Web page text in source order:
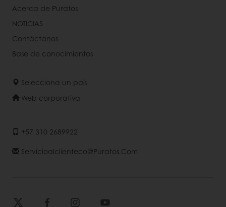
Acerca de Puratos
NOTICIAS
Contáctanos
Base de conocimientos
Selecciona un país
Web corporativa
+57 310 2689922
Servicioalclienteco@puratos.com